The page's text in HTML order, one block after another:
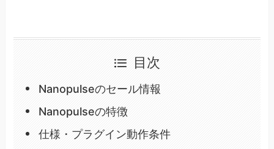
目次
Nanopulseのセール情報
Nanopulseの特徴
仕様・プラグイン動作条件